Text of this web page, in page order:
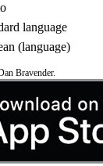
language
(language)
Bravender.